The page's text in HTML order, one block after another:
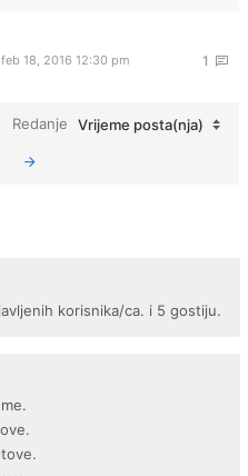
1
18, 2016 12:30 pm
Redanje Vrijeme posta(nja)
korisnika/ca. i 5 gostiju.